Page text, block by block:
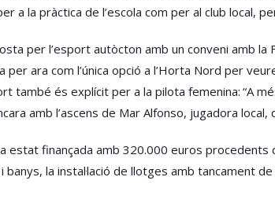
a la pràctica de l’escola com per al club local,
per l’esport autòcton amb un conveni amb
per ara com l’única opció a l’Horta Nord per
també és explícit per a la pilota femenina: “A
amb l’ascens de Mar Alfonso, jugadora
estat finançada amb 320.000 euros
la instal·lació de llotges amb tancament